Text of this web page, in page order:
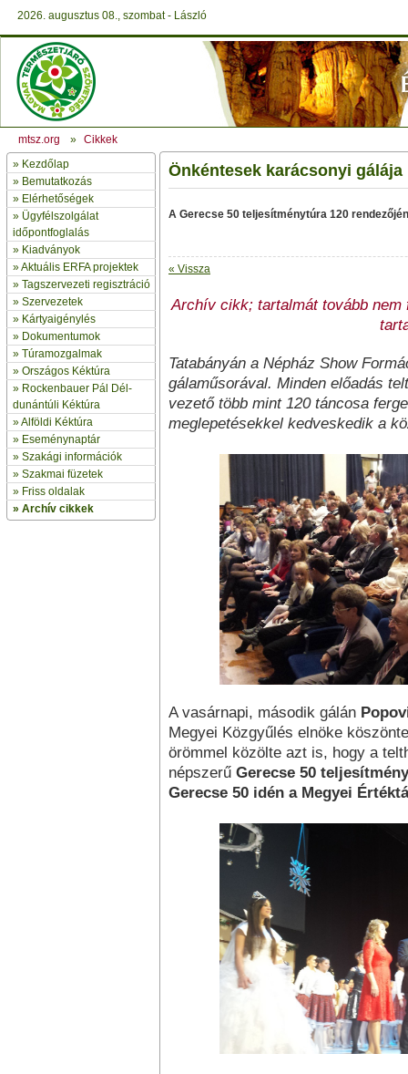
2026. augusztus 08., szombat - László
mtsz.org » Cikkek
» Kezdőlap
» Bemutatkozás
» Elérhetőségek
» Ügyfélszolgálat
időpontfoglalás
» Kiadványok
»Aktuális ERFA projektek
» Tagszervezeti regisztráció
» Szervezetek
» Kártyaigénylés
» Dokumentumok
» Túramozgalmak
» Országos Kéktúra
» Rockenbauer Pál Dél-
dunántúli Kéktúra
»Alföldi Kéktúra
» Eseménynaptár
» Szakági információk
» Szakmai füzetek
» Friss oldalak
» Archív cikkek
Önkéntesek karácsonyi gálája
A Gerecse 50 teljesítménytúra 120
« Vissza
Archív cikk; tartalmát tovább
Tatabányán a Népház Show
gálaműsorával. Minden előadás
vezető több mint 120 táncosa
meglepetésekkel kedveskedik a
A vasárnapi, második gálán
Megyei Közgyűlés elnöke
örömmel közölte azt is, hogy a
népszerű Gerecse 50
Gerecse 50 idén a Megyei